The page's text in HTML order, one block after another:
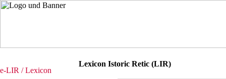
e-LIR / Lexicon
Lexicon Istoric Retic (LIR)